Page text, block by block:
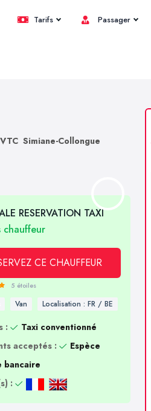
Tarifs Passager
VTC Simiane-Collongue
RESERVATION TAXI
CE CHAUFFEUR
5 étoiles
Van Localisation : FR / BE
:
Taxi conventionné
acceptés :
Espèce
bancaire
: